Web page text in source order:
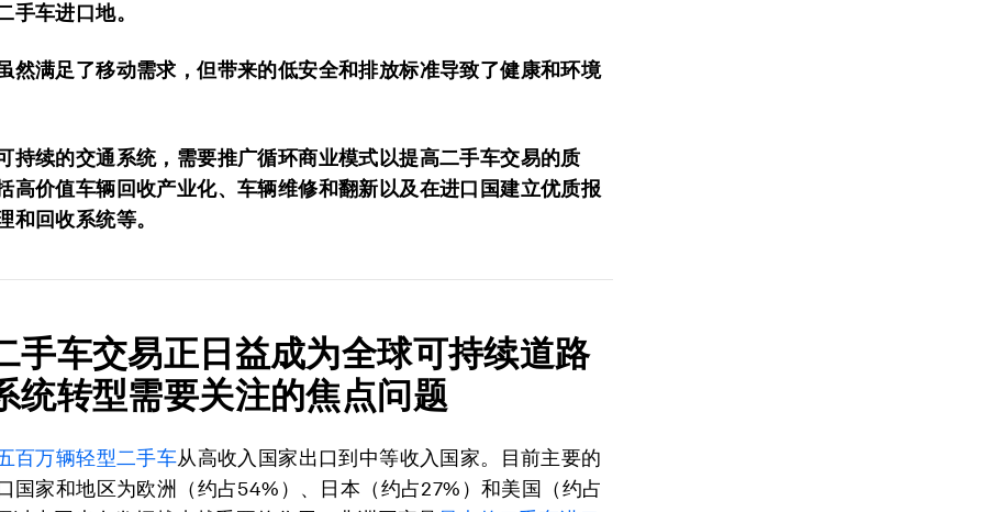
手车进口地。
然满足了移动需求，但带来的低安全和排放标准导致了健康和环境
持续的交通系统，需要推广循环商业模式以提高二手车交易的质
高价值车辆回收产业化、车辆维修和翻新以及在进口国建立优质报
和回收系统等。
手车交易正日益成为全球可持续道路
统转型需要关注的焦点问题
百万辆轻型二手车从高收入国家出口到中等收入国家。目前主要的
国家和地区为欧洲（约占54%）、日本（约占27%）和美国（约占